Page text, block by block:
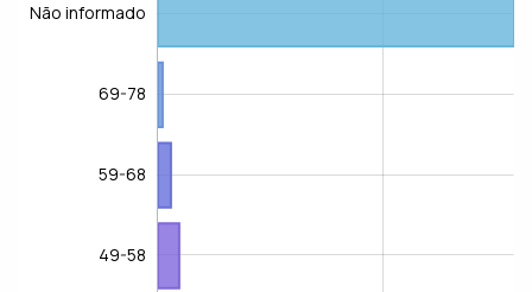
Não informado
Não informado
69-78
59-68
49-58